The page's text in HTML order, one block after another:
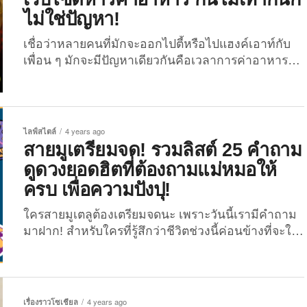
ช่วยเสริมดวงการเงิน ความรัก และความสำเร็จ จาก
เหล่า Creator คนเก่ง...
ไม่ใช่ปัญหา!
เชื่อว่าหลายคนที่มักจะออกไปตี้หรือไปแฮงค์เอาท์กับ
เพื่อน ๆ มักจะมีปัญหาเดียวกันคือเวลาการค่าอาหาร
อีกอย่าง เวลาหารกันก็อาจจะเกิดความหมางใจ ฉันไม่
ได้กินอันนี้ ทำไมต้องหารด้วยล่ะ?! แต่ปัญหาดัง
กล่าวนี้จะหมดไป เพราะวันนี้ The Joi จะพาเพื่อน ๆ มา
แนะนำ 4 แอปพลิเคชัน/เว็บไซต์หารค่าอาหารหรือค่า
เหล้า ที่บอกเลยว่าสายตี้ต้องมีไว้! 1. Jabont...
ไลฟ์สไตล์ 4 years ago
สายมูเตรียมจด! รวมลิสต์ 25 คำถาม
ดูดวงยอดฮิตที่ต้องถามแม่หมอให้
ครบ เพื่อความปังปุ!
ใครสายมูเตลูต้องเตรียมจดนะ เพราะวันนี้เรามีคำถาม
มาฝาก! สำหรับใครที่รู้สึกว่าชีวิตช่วงนี้ค่อนข้างที่จะใจ
แบบนี้ ซึ่งยุคนี้การหาพิกัดแม่หมอแม่น ๆ นั้น ไม่ใช่เรื่อง
อยากอีกต่อไป เพราะมีรีวิวในโซเชียลเยอะมาก ทั้งดูด
เรื่องราวโซเชียล 4 years ago